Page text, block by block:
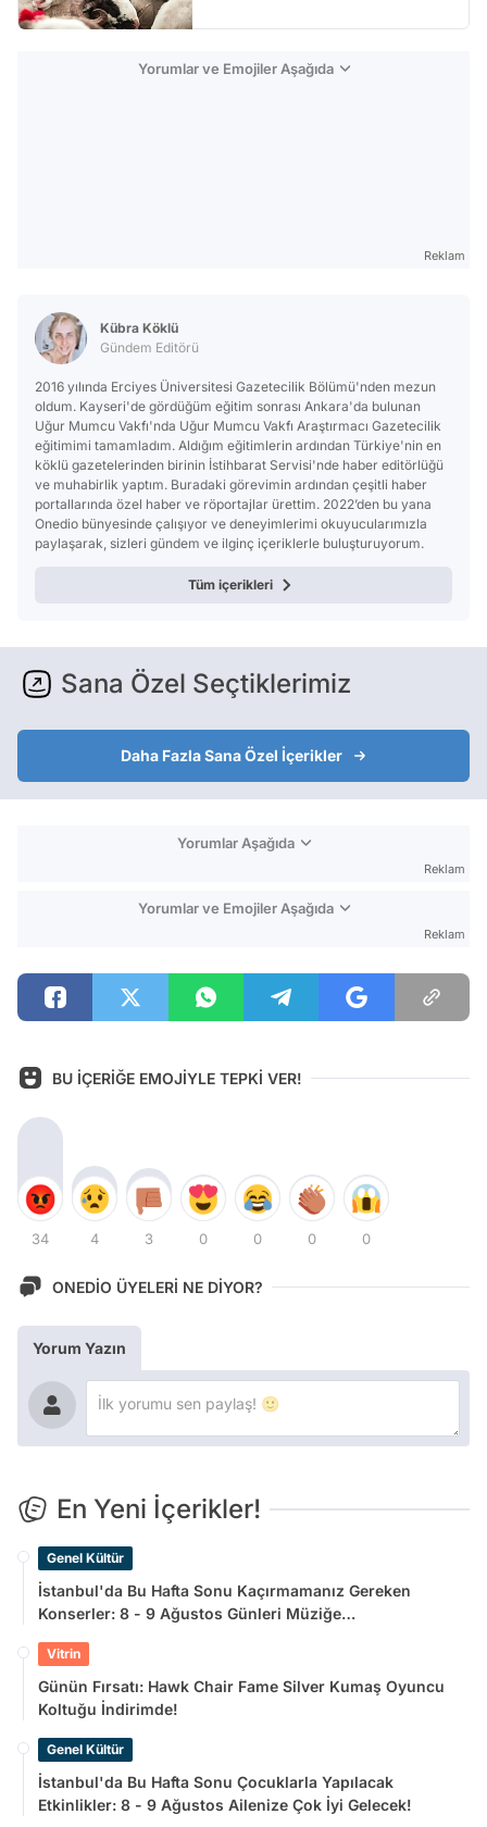
Yorumlar ve Emojiler Aşağıda
Reklam
Kübra Köklü
Gündem Editörü
2016 yılında Erciyes Üniversitesi Gazetecilik Bölümü'nden mezun
oldum. Kayseri'de gördüğüm eğitim sonrası Ankara'da bulunan
Uğur Mumcu Vakfı'nda Uğur Mumcu Vakfı Araştırmacı Gazetecilik
eğitimimi tamamladım. Aldığım eğitimlerin ardından Türkiye'nin en
köklü gazetelerinden birinin İstihbarat Servisi'nde haber editörlüğü
ve muhabirlik yaptım. Buradaki görevimin ardından çeşitli haber
portallarında özel haber ve röportajlar ürettim. 2022’den bu yana
Onedio bünyesinde çalışıyor ve deneyimlerimi okuyucularımızla
paylaşarak, sizleri gündem ve ilginç içeriklerle buluşturuyorum.
Tüm içerikleri
Sana Özel Seçtiklerimiz
Daha Fazla Sana Özel İçerikler
Yorumlar Aşağıda
Reklam
Yorumlar ve Emojiler Aşağıda
Reklam
BU İÇERİĞE EMOJİYLE TEPKİ VER!
34 4 3 0 0 0 0
ONEDİO ÜYELERİ NE DİYOR?
Yorum Yazın
En Yeni İçerikler!
Genel Kültür
İstanbul'da Bu Hafta Sonu Kaçırmamanız Gereken
Konserler: 8 - 9 Ağustos Günleri Müziğe
Vitrin
Günün Fırsatı: Hawk Chair Fame Silver Kumaş Oyuncu
Koltuğu İndirimde!
Genel Kültür
İstanbul'da Bu Hafta Sonu Çocuklarla Yapılacak
Etkinlikler: 8 - 9 Ağustos Ailenize Çok İyi Gelecek!